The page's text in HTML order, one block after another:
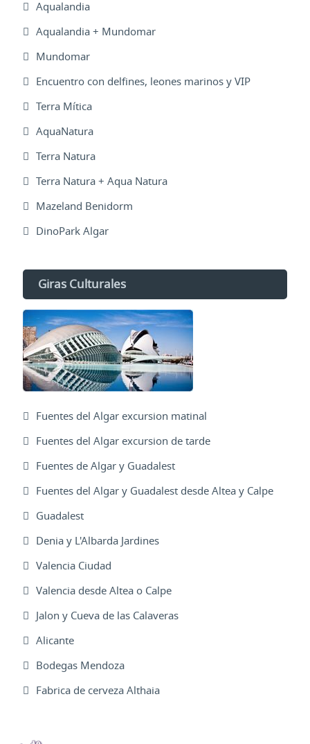
Aqualandia
Aqualandia + Mundomar
Mundomar
Encuentro con delfines, leones marinos y VIP
Terra Mítica
AquaNatura
Terra Natura
Terra Natura + Aqua Natura
Mazeland Benidorm
DinoPark Algar
Giras Culturales
Fuentes del Algar excursion matinal
Fuentes del Algar excursion de tarde
Fuentes de Algar y Guadalest
Fuentes del Algar y Guadalest desde Altea y Calpe
Guadalest
Denia y L'Albarda Jardines
Valencia Ciudad
Valencia desde Altea o Calpe
Jalon y Cueva de las Calaveras
Alicante
Bodegas Mendoza
Fabrica de cerveza Althaia